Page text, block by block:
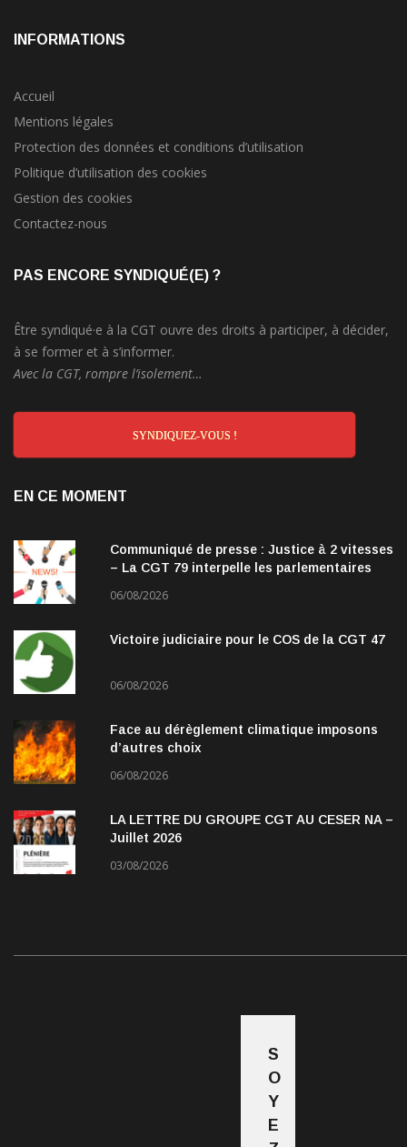
INFORMATIONS
Accueil
Mentions légales
Protection des données et conditions d’utilisation
Politique d’utilisation des cookies
Gestion des cookies
Contactez-nous
PAS ENCORE SYNDIQUÉ(E) ?
Être syndiqué·e à la CGT ouvre des droits à participer, à décider,
à se former et à s’informer.
Avec la CGT, rompre l’isolement…
SYNDIQUEZ-VOUS !
EN CE MOMENT
Communiqué de presse : Justice à 2 vitesses
– La CGT 79 interpelle les parlementaires
06/08/2026
Victoire judiciaire pour le COS de la CGT 47
06/08/2026
Face au dérèglement climatique imposons
d’autres choix
06/08/2026
LA LETTRE DU GROUPE CGT AU CESER NA –
Juillet 2026
03/08/2026
S
O
Y
E